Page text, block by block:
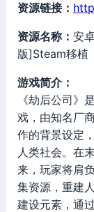
资源链接：
资源名称： 安
版]Steam移植
游戏简介：
《劫后公司》
戏，由知名厂
作的背景设定
人类社会。在
来，玩家将肩
集资源，重建
建设元素，通